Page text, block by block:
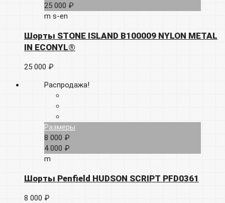
25 000 ₽
m s-en
Шорты STONE ISLAND B100009 NYLON METAL
IN ECONYL®
25 000 ₽
Распродажа!
Размеры
8 000 ₽
4 000 ₽
m
Шорты Penfield HUDSON SCRIPT PFD0361
8 000 ₽